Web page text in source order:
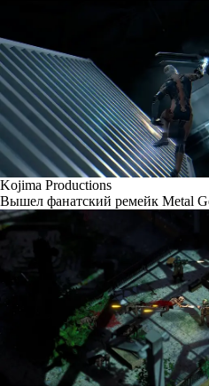
Kojima Productions
Вышел фанатский ремейк Metal